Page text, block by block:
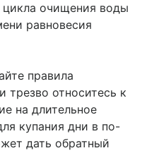
очищения воды
равновесия
правила
трезво относитесь к
на длительное
купания дни в по-
дать обратный